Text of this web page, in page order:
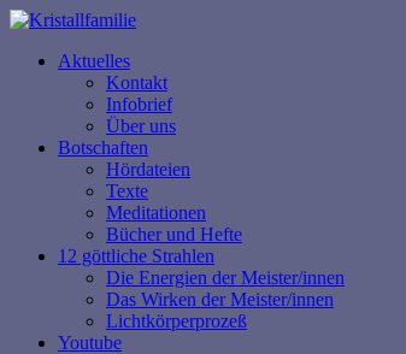
Aktuelles
Kontakt
Infobrief
Über uns
Botschaften
Hördateien
Texte
Meditationen
Bücher und Hefte
12 göttliche Strahlen
Die Energien der Meister/innen
Das Wirken der Meister/innen
Lichtkörperprozeß
Youtube